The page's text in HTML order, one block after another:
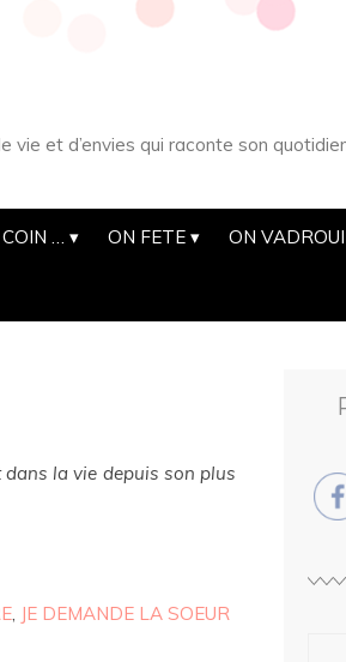
et d’envies qui raconte son
… ON FETE ON
la vie depuis son plus
, JE DEMANDE LA SOEUR